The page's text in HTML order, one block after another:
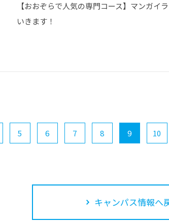
【おおぞらで人気の専門コース】マンガイ
いきます！
5 6 7 8 9 10
キャンパス情報へ